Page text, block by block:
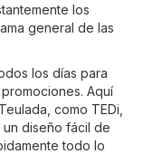
los
general de las
los días para
Aquí
como TEDi
diseño fácil de
todo lo